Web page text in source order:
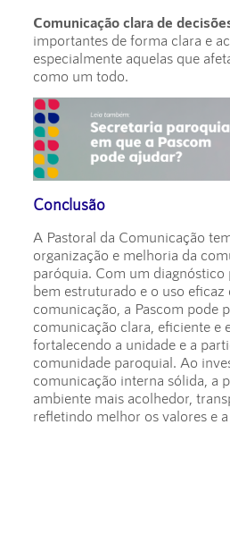
Comunicação clara de
importantes de forma clara e
especialmente aquelas que
como um todo.
Conclusão
A Pastoral da Comunicação
organização e melhoria da
paróquia. Com um diagnóstico
bem estruturado e o uso eficaz
comunicação, a Pascom pode
comunicação clara, eficiente e
fortalecendo a unidade e a
comunidade paroquial. Ao
comunicação interna sólida, a
ambiente mais acolhedor,
refletindo melhor os valores e